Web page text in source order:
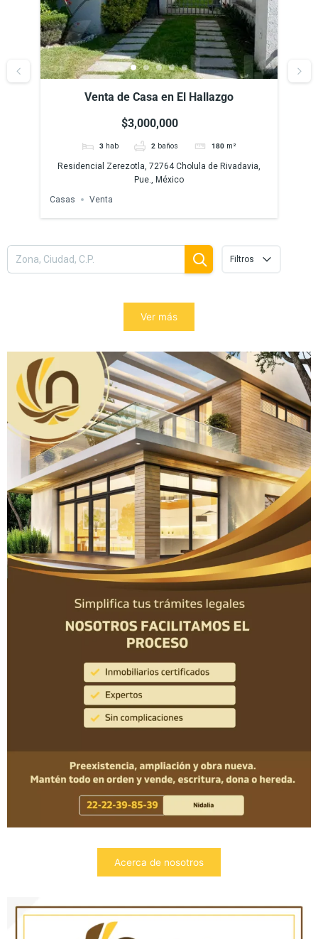
Venta de Casa en El Hallazgo, Zerezotla,
$3,000,000
hab 2 baños 180
Residencial Zerezotla, 72764 Cholula de Rivadavia,
Pue., México
Casas
Filtros
Ver más
Acerca de nosotros